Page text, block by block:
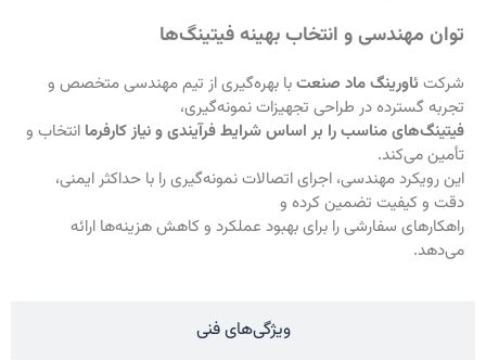
ویژگی‌های فنی
توان مهندسی و انتخاب بهینه فیتینگ‌ها
شرکت ئاورینگ ماد صنعتبا بهره‌گیری از تیم مهندسی متخصص و
تجربه گسترده در طراحی تجهیزات نمونه‌گیری،
فیتینگ‌های مناسب را بر اساس شرایط فرآیندی و نیاز کارفرما انتخاب و
تأمین می‌کند.
این رویکرد مهندسی، اجرای اتصالات نمونه‌گیری را با حداکثر ایمنی،
دقت و کیفیت تضمین کرده و
راهکارهای سفارشی را برای بهبود عملکرد و کاهش هزینه‌ها ارائه
می‌دهد.